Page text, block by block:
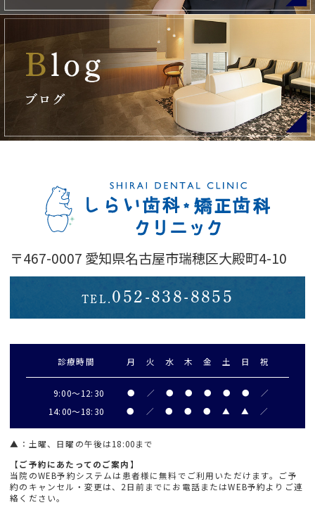
〒467-0007 愛知県名古屋市瑞穂区大殿町4-10
TEL. 052-838-8855
診療時間 月 火 水 木 金 土 日 祝
9:00～12:30 ● ／ ● ● ● ● ● ／
14:00～18:30 ● ／ ● ● ● ▲ ▲ ／
▲ ：土曜、日曜の午後は18:00まで
【ご予約にあたってのご案内】
当院のWEB予約システムは患者様に無料でご利用いただけます。ご予
約のキャンセル・変更は、2日前までにお電話またはWEB予約よりご連
絡ください。